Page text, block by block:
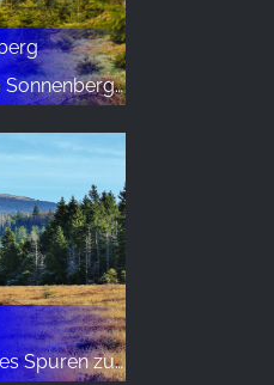
St. Andreasberg
höchsten Gipfel